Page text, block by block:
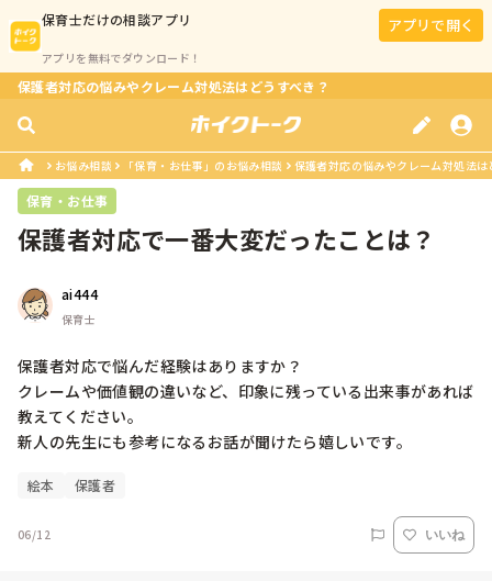
保育士だけの相談アプリ
アプリを無料でダウンロード！
アプリで開く
保護者対応の悩みやクレーム対処法はどうすべき？
お悩み相談 「保育・お仕事」のお悩み相談 保護者対応の悩みやクレーム対処法は
保育・お仕事
保護者対応で一番大変だったことは？
ai444
保育士
保護者対応で悩んだ経験はありますか？
クレームや価値観の違いなど、印象に残っている出来事があれば
教えてください。
新人の先生にも参考になるお話が聞けたら嬉しいです。
絵本 保護者
06/12 いいね